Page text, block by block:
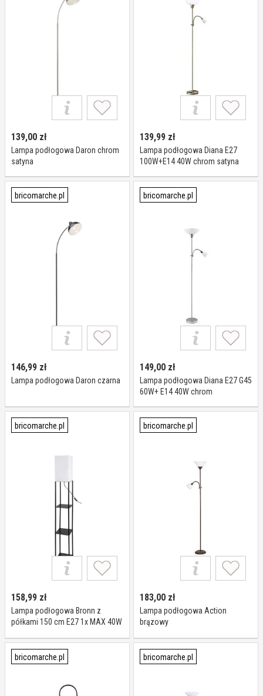
139,00 zł
Lampa podłogowa Daron chrom
satyna
139,99 zł
Lampa podłogowa Diana E27
100W+E14 40W chrom satyna
bricomarche.pl
146,99 zł
Lampa podłogowa Daron czarna
bricomarche.pl
149,00 zł
Lampa podłogowa Diana E27 G45
60W+ E14 40W chrom
bricomarche.pl
158,99 zł
Lampa podłogowa Bronn z
półkami 150 cm E27 1x MAX 40W
bricomarche.pl
183,00 zł
Lampa podłogowa Action
brązowy
bricomarche.pl bricomarche.pl